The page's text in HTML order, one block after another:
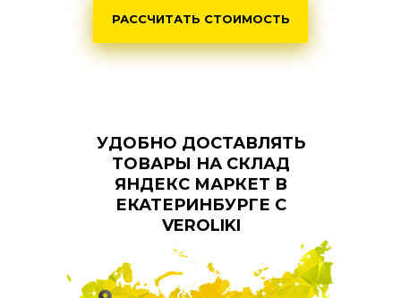
РАССЧИТАТЬ СТОИМОСТЬ
УДОБНО ДОСТАВЛЯТЬ
ТОВАРЫ НА СКЛАД
ЯНДЕКС МАРКЕТ В
ЕКАТЕРИНБУРГЕ С
VEROLIKI